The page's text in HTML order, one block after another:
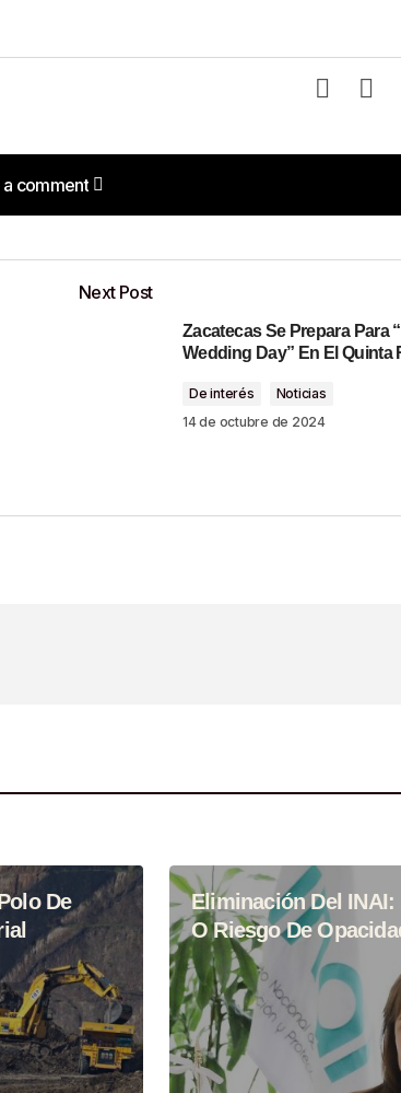
comment
comment
Los campos obligatorios están marcados con*
Next Post
Zacatecas Se Prepara Para
Wedding Day” En El Quinta
De interés
Noticias
14 de octubre de 2024
De
Eliminación Del
O Riesgo De